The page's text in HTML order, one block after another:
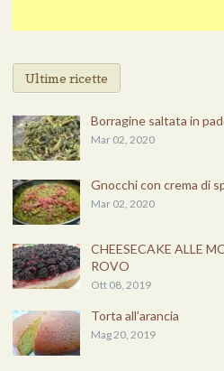
Ultime ricette
Borragine saltata in
Mar 02, 2020
Gnocchi con crema di
Mar 02, 2020
CHEESECAKE ALLE
ROVO
Ott 08, 2019
Torta all’arancia
Mag 20, 2019